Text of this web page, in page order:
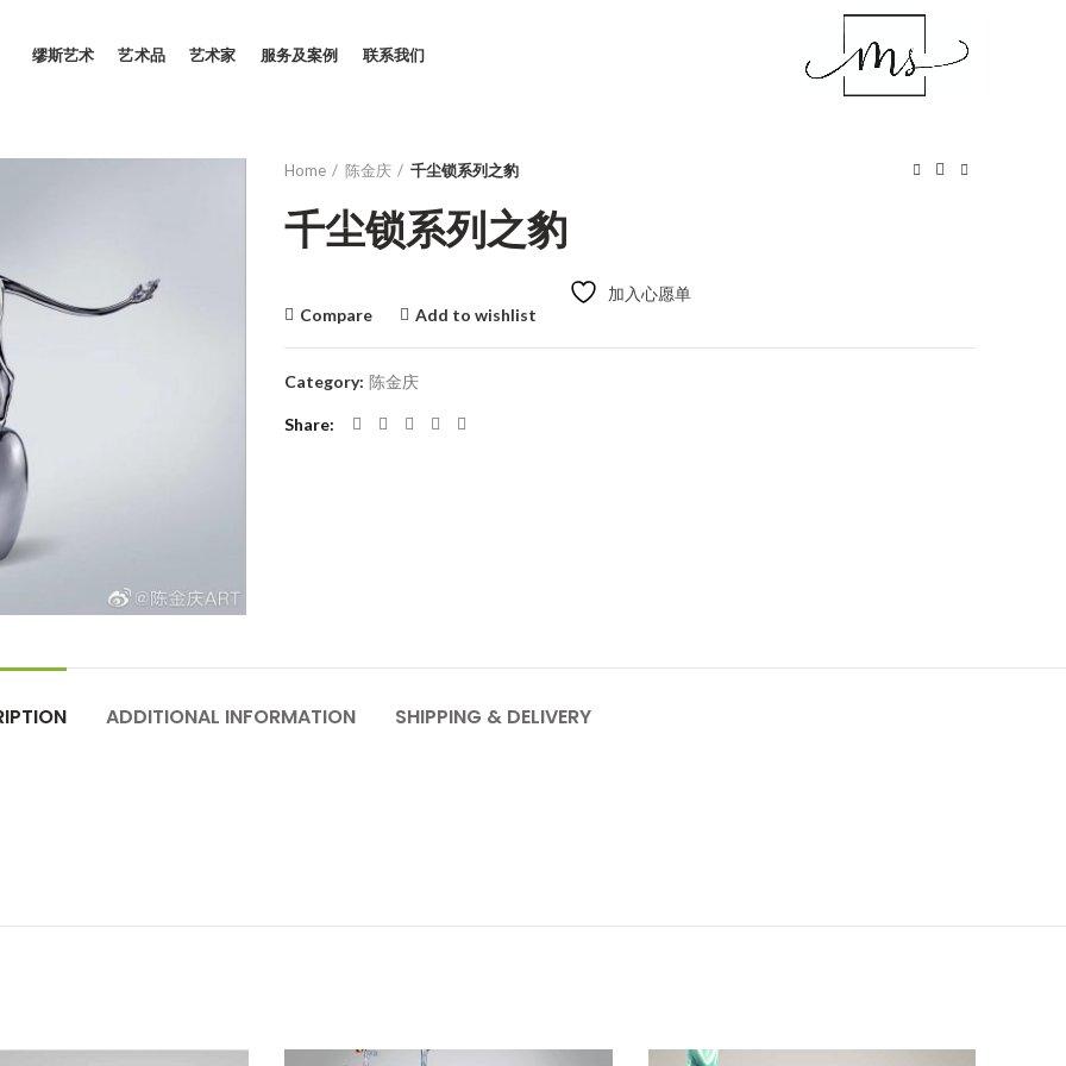
缪斯艺术 艺术品 艺术家 服务及案例 联系我们
Home 陈金庆 千尘锁系列之豹
千尘锁系列之豹
加入心愿单
Compare
Add to wishlist
Category: 陈金庆
Share
ADDITIONAL INFORMATION SHIPPING & DELIVERY